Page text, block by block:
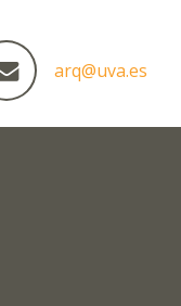
arq@uva.es